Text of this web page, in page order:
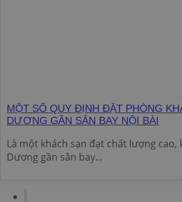
MỘT SỐ QUY ĐỊNH ĐẶT PHÒNG
DƯƠNG GẦN SÂN BAY NỘI BÀI
Là một khách sạn đạt chất lượng cao,
Dương gần sân bay...